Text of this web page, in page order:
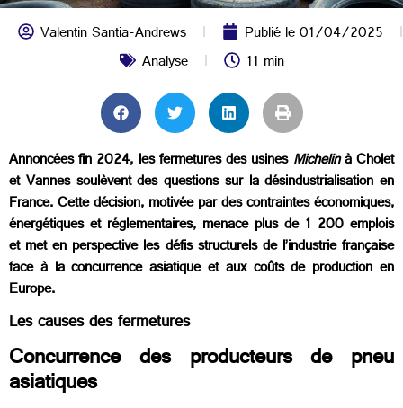
Valentin Santia-Andrews Publié le01/04/2025
Analyse
11 min
Annoncées fin 2024, les fermetures des usinesMichelinà Cholet
et Vannes soulèvent des questions sur la désindustrialisation en
France. Cette décision, motivée par des contraintes économiques,
énergétiques et réglementaires, menace plus de 1 200 emplois
et met en perspective les défis structurels de l’industrie française
face à la concurrence asiatique et aux coûts de production en
Europe.
Les causes des fermetures
Concurrence des producteurs de pneu
asiatiques